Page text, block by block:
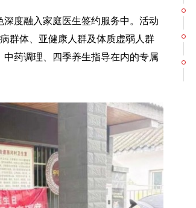
度融入家庭医生签约服务中。活动
群体、亚健康人群及体质虚弱人群
药调理、四季养生指导在内的专属